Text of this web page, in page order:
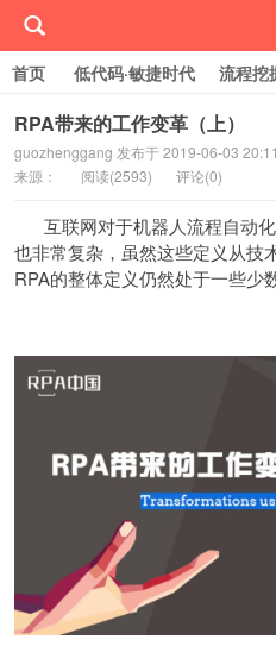
首页 低代码·敏捷时代 流程挖
线下/线上活动Event
行业案例库
关于RPA中国
RPA带来的工作变革（上）
guozhenggang 发布于 2019-06-03
来源：
阅读(2593) 评论(0)
互联网对于机器人流程自动
也非常复杂，虽然这些定义从技
RPA的整体定义仍然处于一些少